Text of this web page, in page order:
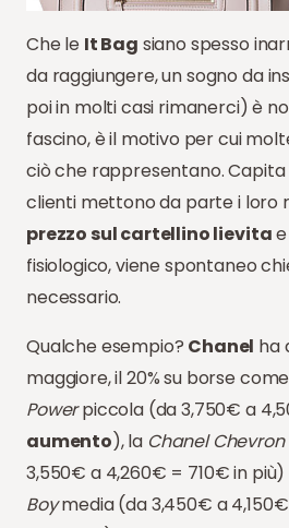
Che le It Bag siano spesso
da raggiungere, un sogno da
poi in molti casi rimanerci) è
fascino, è il motivo per cui
ciò che rappresentano.
clienti mettono da parte i loro
prezzo sul cartellino lievita
fisiologico, viene spontaneo
necessario.
Qualche esempio? Chanel ha
maggiore, il 20% su borse come
Powerpiccola (da 3,750€ a
aumento), la Chanel
3,550€ a 4,260€ = 710€ in più)
Boymedia (da 3,450€ a